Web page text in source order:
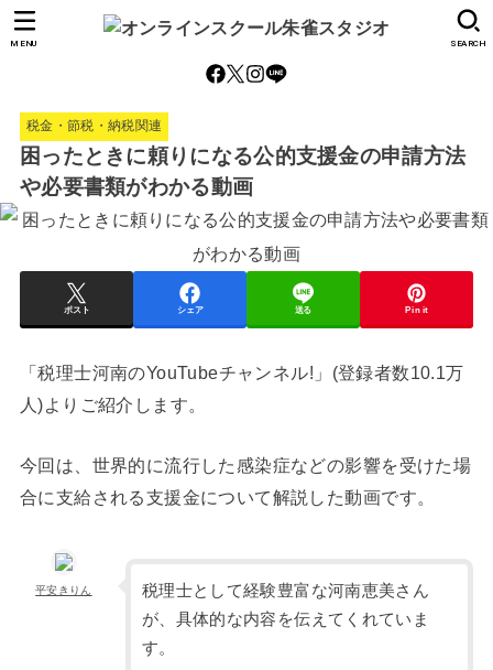
SEARCH
MENU
税金・節税・納税関連
困ったときに頼りになる公的支援金の申請方法
や必要書類がわかる動画
ポスト シェア 送る Pin it
「税理士河南のYouTubeチャンネル!」(登録者数10.1万
人)よりご紹介します。
今回は、世界的に流行した感染症などの影響を受けた場
合に支給される支援金について解説した動画です。
平安きりん
税理士として経験豊富な河南恵美さん
が、具体的な内容を伝えてくれていま
す。